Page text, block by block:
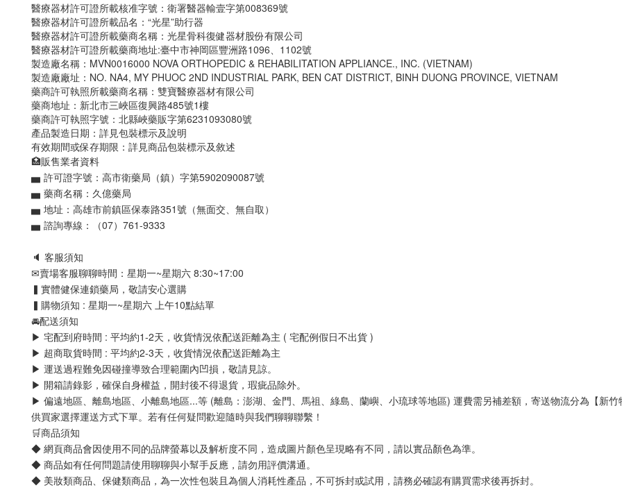
醫療器材許可證所載核准字號：衛署醫器輸壹字第008369號
醫療器材許可證所載品名：“光星”助行器
醫療器材許可證所載藥商名稱：光星骨科復健器材股份有限公司
醫療器材許可證所載藥商地址:臺中市神岡區豐洲路1096、1102號
製造廠名稱：MVN0016000 NOVA ORTHOPEDIC & REHABILITATION APPLIANCE., INC. (VIETNAM)
製造廠廠址：NO. NA4, MY PHUOC 2ND INDUSTRIAL PARK, BEN CAT DISTRICT, BINH DUONG PROVINCE, VIETNAM
藥商許可執照所載藥商名稱：雙寶醫療器材有限公司
藥商地址：新北市三峽區復興路485號1樓
藥商許可執照字號：北縣峽藥販字第6231093080號
產品製造日期：詳見包裝標示及說明
有效期間或保存期限：詳見商品包裝標示及敘述
🏥販售業者資料
▅ 許可證字號：高市衛藥局（鎮）字第5902090087號
▅ 藥商名稱：久億藥局
▅ 地址：高雄市前鎮區保泰路351號（無面交、無自取）
▅ 諮詢專線：（07）761-9333
🔈 客服須知
✉賣場客服聊聊時間：星期一~星期六 8:30~17:00
▍實體健保連鎖藥局，敬請安心選購
▍購物須知 : 星期一~星期六 上午10點結單
🚘配送須知
▶ 宅配到府時間 : 平均約1-2天，收貨情況依配送距離為主 ( 宅配例假日不出貨 )
▶ 超商取貨時間 : 平均約2-3天，收貨情況依配送距離為主
▶ 運送過程難免因碰撞導致合理範圍內凹損，敬請見諒。
▶ 開箱請錄影，確保自身權益，開封後不得退貨，瑕疵品除外。
▶ 偏遠地區、離島地區、小離島地區...等 (離島：澎湖、金門、馬祖、綠島、蘭嶼、小琉球等地區) 運費需另補差額，寄送物流分為【新
供買家選擇運送方式下單。若有任何疑問歡迎隨時與我們聊聊聯繫！
🛒商品須知
◆ 網頁商品會因使用不同的品牌螢幕以及解析度不同，造成圖片顏色呈現略有不同，請以實品顏色為準。
◆ 商品如有任何問題請使用聊聊與小幫手反應，請勿用評價溝通。
◆ 美妝類商品、保健類商品，為一次性包裝且為個人消耗性產品，不可拆封或試用，請務必確認有購買需求後再拆封。